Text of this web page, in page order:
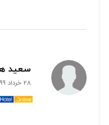
سعید
28 خرداد 1399